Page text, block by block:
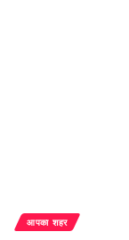
आपका शहर